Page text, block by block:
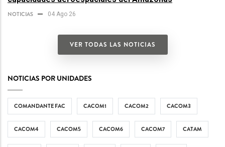
NOTICIAS 04 Ago 26
VER TODAS LAS NOTICIAS
NOTICIAS POR UNIDADES
COMANDANTE FAC CACOM1 CACOM2 CACOM3
CACOM4 CACOM5 CACOM6 CACOM7 CATAM